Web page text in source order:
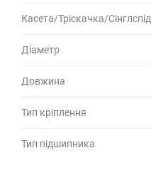
Касета/Тріскачка/Сінглспід
Діаметр
Довжина
Тип кріплення
Тип підшипника